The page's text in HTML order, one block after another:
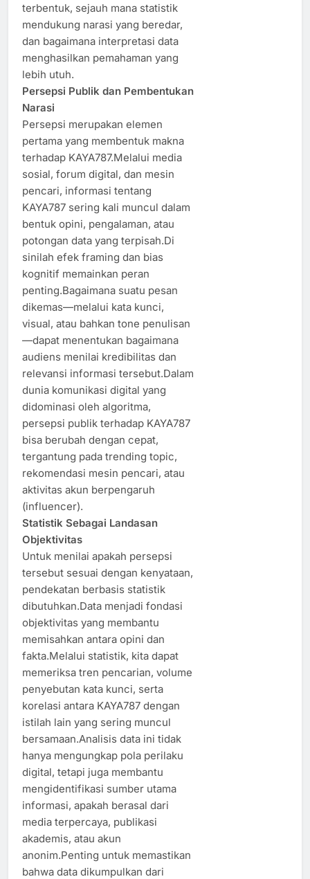
terbentuk, sejauh mana statistik
mendukung narasi yang beredar,
dan bagaimana interpretasi data
menghasilkan pemahaman yang
lebih utuh.
Persepsi Publik dan Pembentukan
Narasi
Persepsi merupakan elemen
pertama yang membentuk makna
terhadap KAYA787.Melalui media
sosial, forum digital, dan mesin
pencari, informasi tentang
KAYA787 sering kali muncul dalam
bentuk opini, pengalaman, atau
potongan data yang terpisah.Di
sinilah efek framing dan bias
kognitif memainkan peran
penting.Bagaimana suatu pesan
dikemas—melalui kata kunci,
visual, atau bahkan tone penulisan
—dapat menentukan bagaimana
audiens menilai kredibilitas dan
relevansi informasi tersebut.Dalam
dunia komunikasi digital yang
didominasi oleh algoritma,
persepsi publik terhadap KAYA787
bisa berubah dengan cepat,
tergantung pada trending topic,
rekomendasi mesin pencari, atau
aktivitas akun berpengaruh
(influencer).
Statistik Sebagai Landasan
Objektivitas
Untuk menilai apakah persepsi
tersebut sesuai dengan kenyataan,
pendekatan berbasis statistik
dibutuhkan.Data menjadi fondasi
objektivitas yang membantu
memisahkan antara opini dan
fakta.Melalui statistik, kita dapat
memeriksa tren pencarian, volume
penyebutan kata kunci, serta
korelasi antara KAYA787 dengan
istilah lain yang sering muncul
bersamaan.Analisis data ini tidak
hanya mengungkap pola perilaku
digital, tetapi juga membantu
mengidentifikasi sumber utama
informasi, apakah berasal dari
media terpercaya, publikasi
akademis, atau akun
anonim.Penting untuk memastikan
bahwa data dikumpulkan dari